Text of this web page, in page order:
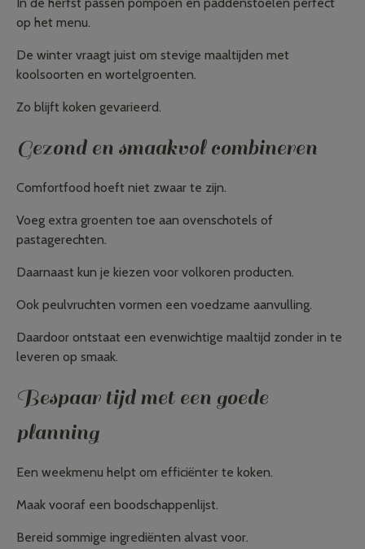
op het menu.
De winter vraagt juist om stevige maaltijden met
koolsoorten en wortelgroenten.
Zo blijft koken gevarieerd.
Gezond en smaakvol combineren
Comfortfood hoeft niet zwaar te zijn.
Voeg extra groenten toe aan ovenschotels of
pastagerechten.
Daarnaast kun je kiezen voor volkoren producten.
Ook peulvruchten vormen een voedzame aanvulling.
Daardoor ontstaat een evenwichtige maaltijd zonder in te
leveren op smaak.
Bespaar tijd met een goede
planning
Een weekmenu helpt om efficiënter te koken.
Maak vooraf een boodschappenlijst.
Bereid sommige ingrediënten alvast voor.